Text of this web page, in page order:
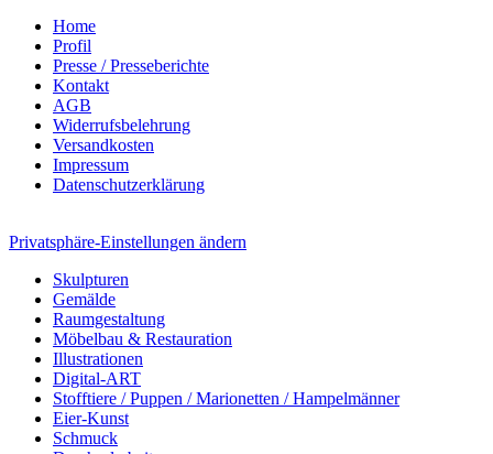
Home
Profil
Presse / Presseberichte
Kontakt
AGB
Widerrufsbelehrung
Versandkosten
Impressum
Datenschutzerklärung
Privatsphäre-Einstellungen ändern
Skulpturen
Gemälde
Raumgestaltung
Möbelbau & Restauration
Illustrationen
Digital-ART
Stofftiere / Puppen / Marionetten / Hampelmänner
Eier-Kunst
Schmuck